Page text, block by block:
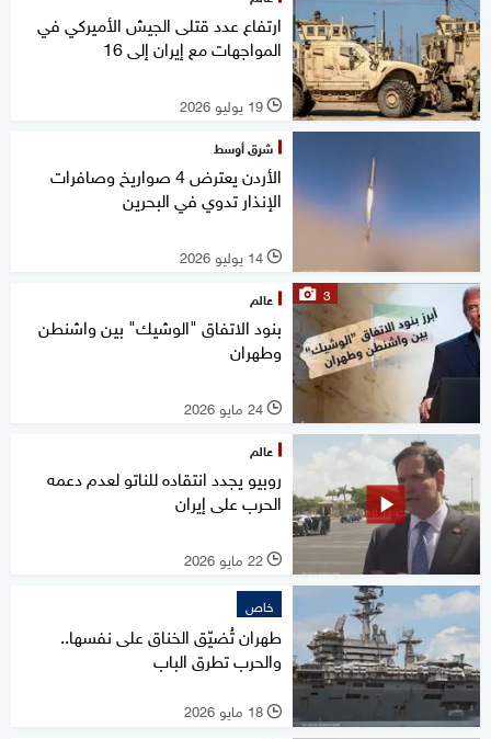
ارتفاع عدد قتلى الجيش الأميركي في
المواجهات مع إيران إلى 16
l 19 يوليو 2026
شرق أوسط
الأردن يعترض 4 صواريخ وصافرات
الإنذار تدوي في البحرين
l 14 يوليو 2026
3 عالم
بنود الاتفاق "الوشيك" بين واشنطن
وطهران
l 24 مايو 2026
عالم
روبيو يجدد انتقاده للناتو لعدم دعمه
الحرب على إيران
l 22 مايو 2026
خاص
طهران تُضيّق الخناق على نفسها..
والحرب تطرق الباب
l 18 مايو 2026